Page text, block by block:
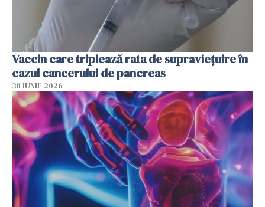
Vaccin care triplează rata de supraviețuire în
cazul cancerului de pancreas
30 IUNIE 2026